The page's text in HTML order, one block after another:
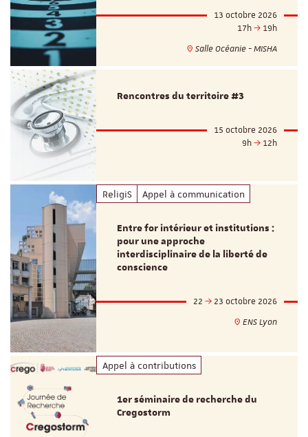
13 octobre 2026
17h
19h
Salle Océanie - MISHA
Rencontres du territoire #3
15 octobre 2026
9h
12h
ReligiS Appel à communication
Entre for intérieur et institutions :
pour une approche
interdisciplinaire de la liberté de
conscience
22
23 octobre 2026
ENS Lyon
Appel à contributions
1er séminaire de recherche du
Cregostorm